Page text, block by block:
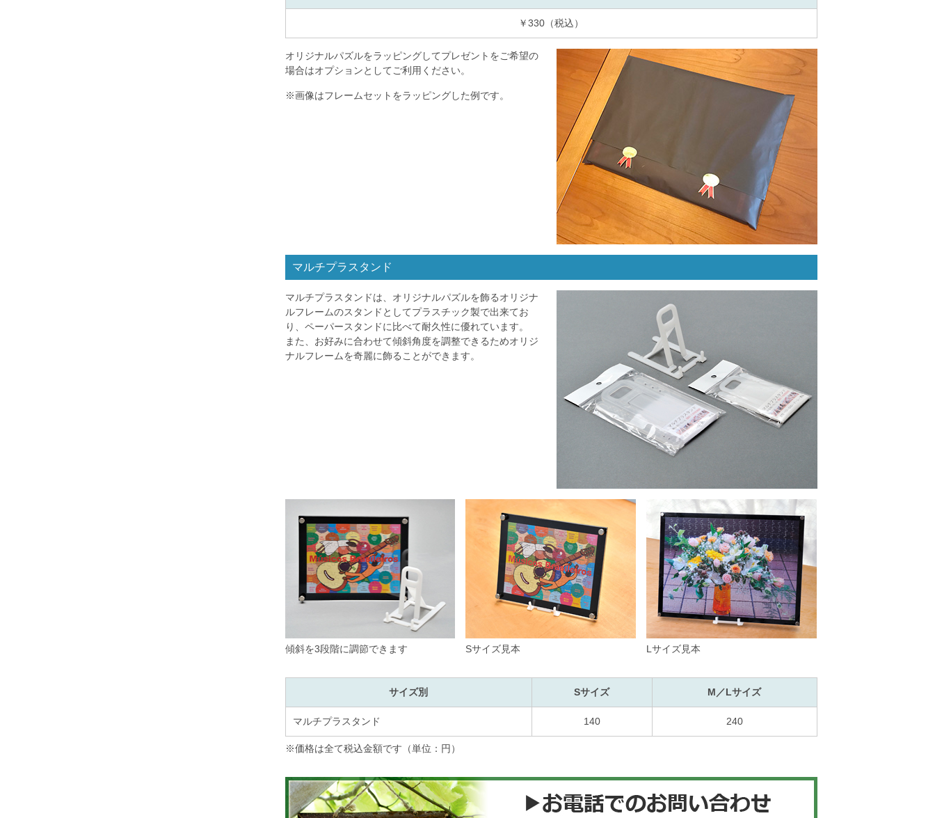
￥330（税込）
オリジナルパズルをラッピングしてプレゼントをご希望の
場合はオプションとしてご利用ください。
※画像はフレームセットをラッピングした例です。
マルチプラスタンド
マルチプラスタンドは、オリジナルパズルを飾るオリジナ
ルフレームのスタンドとしてプラスチック製で出来てお
り、ペーパースタンドに比べて耐久性に優れています。
また、お好みに合わせて傾斜角度を調整できるためオリジ
ナルフレームを奇麗に飾ることができます。
傾斜を3段階に調節できます Sサイズ見本 Lサイズ見本
※価格は全て税込金額です（単位：円）
サイズ別 Sサイズ M／Lサイズ
マルチプラスタンド 140 240